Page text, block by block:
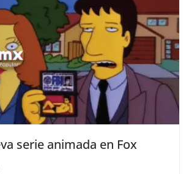
serie animada en Fox